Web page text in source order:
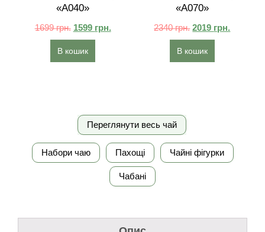
«A040»
1699грн. 1599 грн.
В кошик
«A070»
2340грн. 2019 грн.
В кошик
Переглянути весь чай
Набори чаю Пахощі Чайні фігурки
Чабані